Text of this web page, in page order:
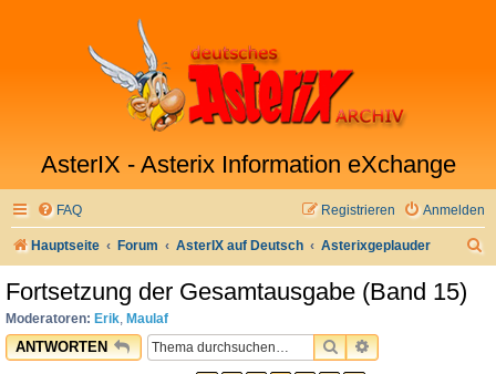
AsterIX - Asterix Information eXchange
FAQ Anmelden
Registrieren
Hauptseite Forum AsterIX auf Deutsch Asterixgeplauder
Fortsetzung der Gesamtausgabe (Band 15)
Moderatoren: Erik, Maulaf
ANTWORTEN SUCHEERWEITERTE